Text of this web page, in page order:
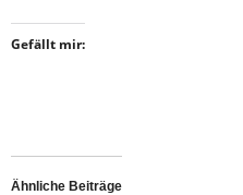
Gefällt mir:
Ähnliche Beiträge